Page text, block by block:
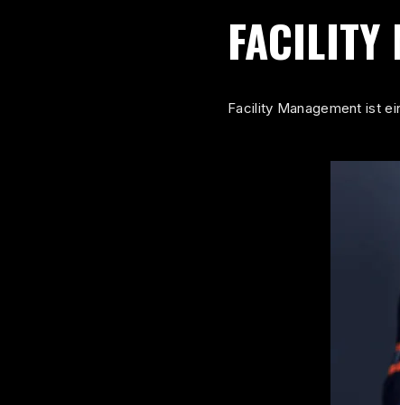
FACILITY
Facility Management ist